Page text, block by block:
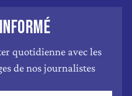
quotidienne avec les
de nos journalistes